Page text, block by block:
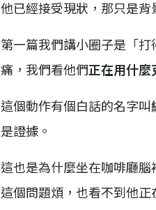
他已經接受現狀，那只是
第一篇我們講小圈子是「
痛，我們看他們正在用什麼
這個動作有個白話的名字叫
是證據。
這也是為什麼坐在咖啡廳
這個問題煩，也看不到他